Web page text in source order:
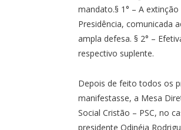
mandato.§ 1° – A
Presidência, comunicada
ampla defesa. § 2° –
respectivo suplente.
Depois de feito todos os
manifestasse, a Mesa
Social Cristão – PSC, no
presidente Odinéia